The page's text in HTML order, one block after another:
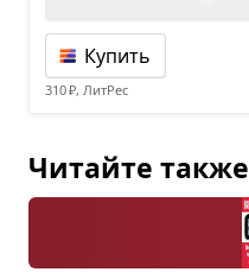
Купить
310 ₽, ЛитРес
Читайте также